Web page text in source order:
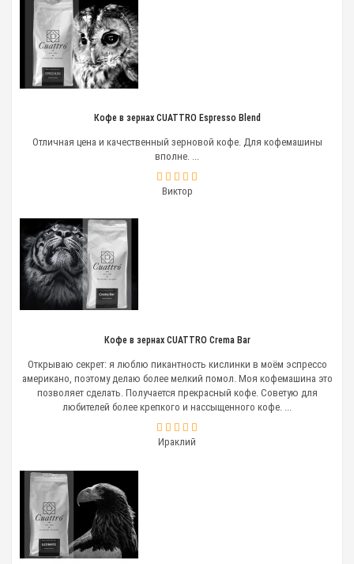
Кофе в зернах CUATTRO Espresso Blend
Отличная цена и качественный зерновой кофе. Для кофемашины
вполне. ...
Виктор
Кофе в зернах CUATTRO Crema Bar
Открываю секрет: я люблю пикантность кислинки в моём эспрессо
американо, поэтому делаю более мелкий помол. Моя кофемашина это
позволяет сделать. Получается прекрасный кофе. Советую для
любителей более крепкого и нассыщенного кофе. ...
Ираклий